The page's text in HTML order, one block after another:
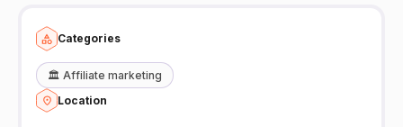
Categories
🏛️ Affiliate marketing
Location